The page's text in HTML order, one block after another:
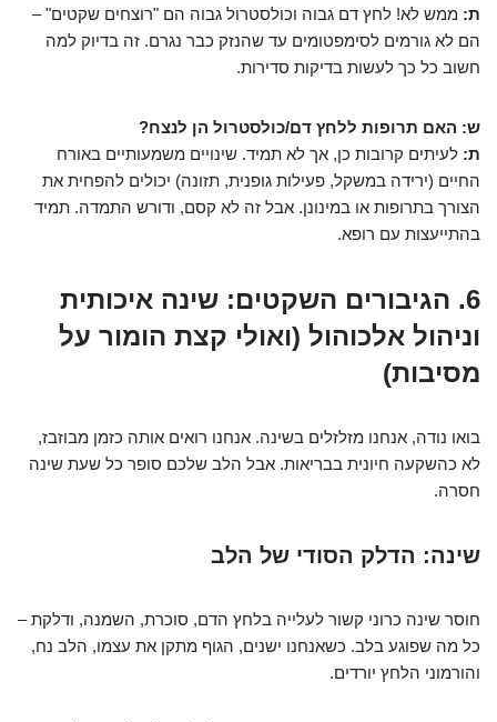
ת: ממש לא! לחץ דם גבוה וכולסטרול גבוה הם "רוצחים שקטים" –
הם לא גורמים לסימפטומים עד שהנזק כבר נגרם. זה בדיוק למה
חשוב כל כך לעשות בדיקות סדירות.
ש: האם תרופות ללחץ דם/כולסטרול הן לנצח?
ת: לעיתים קרובות כן, אך לא תמיד. שינויים משמעותיים באורח
החיים (ירידה במשקל, פעילות גופנית, תזונה) יכולים להפחית את
הצורך בתרופות או במינונן. אבל זה לא קסם, ודורש התמדה. תמיד
בהתייעצות עם רופא.
6. הגיבורים השקטים: שינה איכותית
וניהול אלכוהול (ואולי קצת הומור על
מסיבות)
בואו נודה, אנחנו מזלזלים בשינה. אנחנו רואים אותה כזמן מבוזבז,
לא כהשקעה חיונית בבריאות. אבל הלב שלכם סופר כל שעת שינה
חסרה.
שינה: הדלק הסודי של הלב
חוסר שינה כרוני קשור לעלייה בלחץ הדם, סוכרת, השמנה, ודלקת –
כל מה שפוגע בלב. כשאנחנו ישנים, הגוף מתקן את עצמו, הלב נח,
והורמוני הלחץ יורדים.